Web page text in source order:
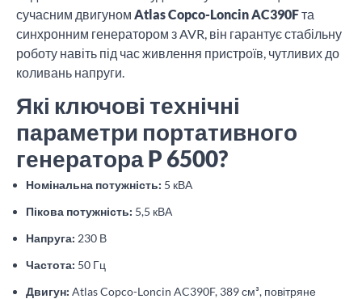
сучасним двигуном Atlas Copco-Loncin AC390Fта
синхронним генератором з AVR, він гарантує стабільну
роботу навіть під час живлення пристроїв, чутливих до
коливань напруги.
Які ключові технічні
параметри портативного
генератора P 6500?
Номінальна потужність: 5 кВА
Пікова потужність: 5,5 кВА
Напруга: 230 В
Частота: 50 Гц
Двигун: Atlas Copco-Loncin AC390F, 389 см³, повітряне